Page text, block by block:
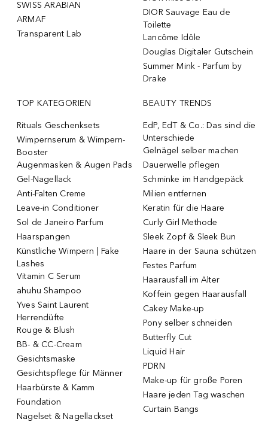
SWISS ARABIAN
ARMAF
Transparent Lab
DIOR Sauvage Eau de
Toilette
Lancôme Idôle
Douglas Digitaler Gutschein
Summer Mink - Parfum by
Drake
TOP KATEGORIEN
Rituals Geschenksets
Wimpernserum & Wimpern-
Booster
Augenmasken & Augen Pads
Gel-Nagellack
Anti-Falten Creme
Leave-in Conditioner
Sol de Janeiro Parfum
Haarspangen
Künstliche Wimpern | Fake
Lashes
Vitamin C Serum
ahuhu Shampoo
Yves Saint Laurent
Herrendüfte
Rouge & Blush
BB- & CC-Cream
Gesichtsmaske
Gesichtspflege für Männer
Haarbürste & Kamm
Foundation
Nagelset & Nagellackset
BEAUTY TRENDS
EdP, EdT & Co.: Das sind die
Unterschiede
Gelnägel selber machen
Dauerwelle pflegen
Schminke im Handgepäck
Milien entfernen
Keratin für die Haare
Curly Girl Methode
Sleek Zopf & Sleek Bun
Haare in der Sauna schützen
Festes Parfum
Haarausfall im Alter
Koffein gegen Haarausfall
Cakey Make-up
Pony selber schneiden
Butterfly Cut
Liquid Hair
PDRN
Make-up für große Poren
Haare jeden Tag waschen
Curtain Bangs